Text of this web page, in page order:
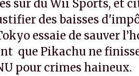
sur du Wii Sports, et
des baisses
essaie de sauver
que Pikachu ne
pour crimes haineux.